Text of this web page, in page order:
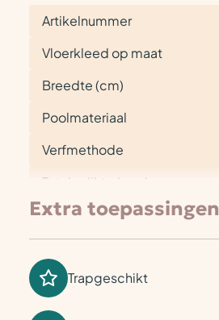
Artikelnummer
Vloerkleed op maat
Breedte (cm)
Poolmateriaal
Verfmethode
Totale dikte (mm)
Extra toepassingen
Trapgeschikt